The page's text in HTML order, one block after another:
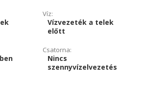
Víz:
Vízvezeték a telek
előtt
Csatorna:
Nincs
szennyvízelvezetés